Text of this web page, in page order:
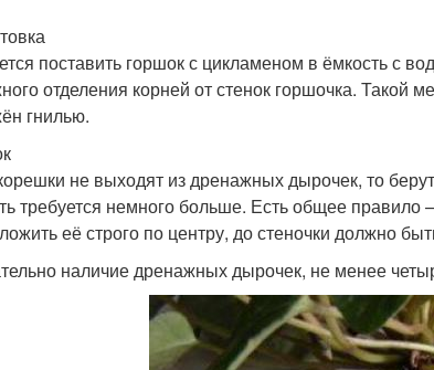
поставить горшок с цикламеном в ёмкость с
отделения корней от стенок горшочка. Такой
гнилью.
не выходят из дренажных дырочек, то
требуется немного больше. Есть общее правило
её строго по центру, до стеночки должно
наличие дренажных дырочек, не менее